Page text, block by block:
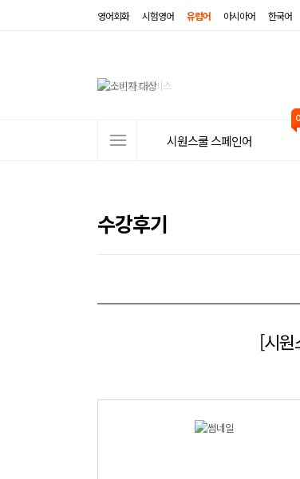
영어회화 시험영어 유럽어 아시아어 한국어
뉴
시원스쿨 스페인어
수강후기
[시